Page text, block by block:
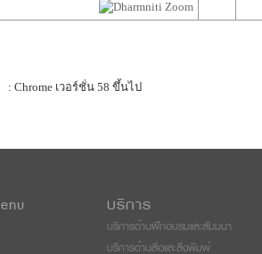
: Chrome เวอร์ชั่น 58 ขึ้นไป
บริการ
บริการด้านฝึกอบรมและสัมมนา
บริการด้านสื่อและสิ่งพิมพ์